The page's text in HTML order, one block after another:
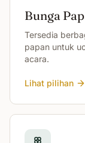
Bunga
Tersedia
papan untuk
acara.
Lihat pilihan